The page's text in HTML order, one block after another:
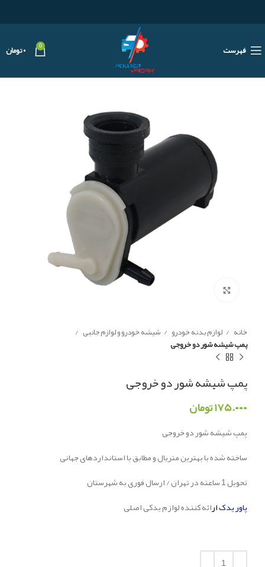
فهرست 0 ۰تومان
خانه لوازم بدنه خودرو شیشه خودرو و لوازم جانبی
پمپ شیشه شور دو خروجی
پمپ شیشه شور دو خروجی
۱۷۵.۰۰۰تومان
پمپ شیشه شور دو خروجی
ساخته شده با بهترین متریال و مطابق با استانداردهای جهانی
تحویل 1 ساعته در تهران / ارسال فوری به شهرستان
پاور یدکارائه کننده لوازم یدکی اصلی